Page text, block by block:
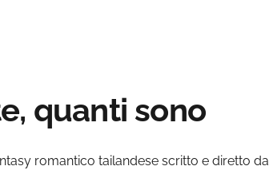
quanti sono
romantico tailandese scritto e diretto da